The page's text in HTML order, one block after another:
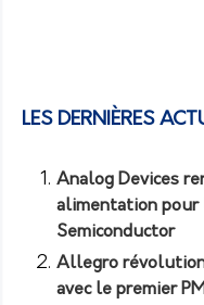
LES DERNIÈRES
Analog Devices
alimentation pour
Semiconductor
Allegro
avec le premier